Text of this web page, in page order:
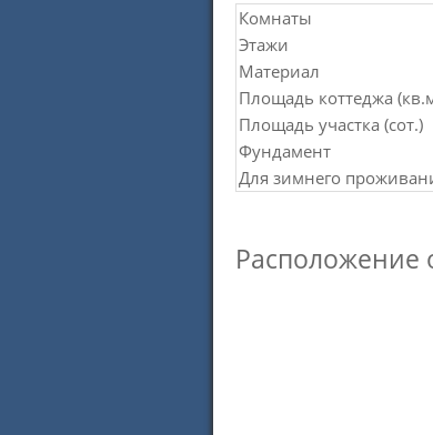
Комнаты
Этажи
Материал
Площадь коттеджа
Площадь участка (сот.)
Фундамент
Для зимнего
Расположение